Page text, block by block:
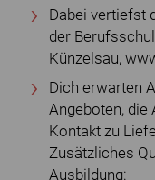
Dabei vertiefst
der
Künzelsau,
Dich erwarten
Angeboten, die
Kontakt zu
Zusätzliches
Ausbildung: